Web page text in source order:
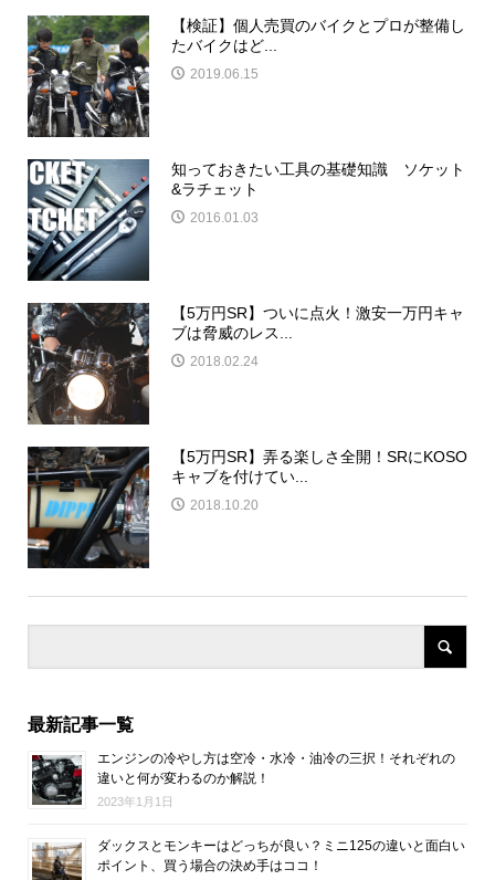
【検証】個人売買のバイクとプロが整備し
たバイクはど...
2019.06.15
知っておきたい工具の基礎知識 ソケット
&ラチェット
2016.01.03
【5万円SR】ついに点火！激安一万円キャ
ブは脅威のレス...
2018.02.24
【5万円SR】弄る楽しさ全開！SRにKOSO
キャブを付けてい...
2018.10.20
最新記事一覧
エンジンの冷やし方は空冷・水冷・油冷の三択！それぞれの
違いと何が変わるのか解説！
2023年1月1日
ダックスとモンキーはどっちが良い？ミニ125の違いと面白い
ポイント、買う場合の決め手はココ！